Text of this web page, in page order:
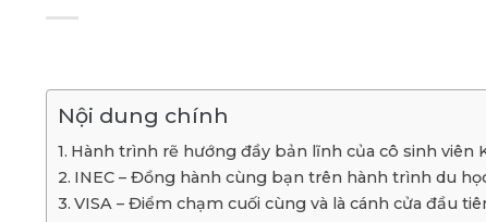
Nội dung chính
Hành trình rẽ hướng đầy bản lĩnh của cô sinh viên
INEC – Đồng hành cùng bạn trên hành trình du
VISA – Điểm chạm cuối cùng và là cánh cửa đầu